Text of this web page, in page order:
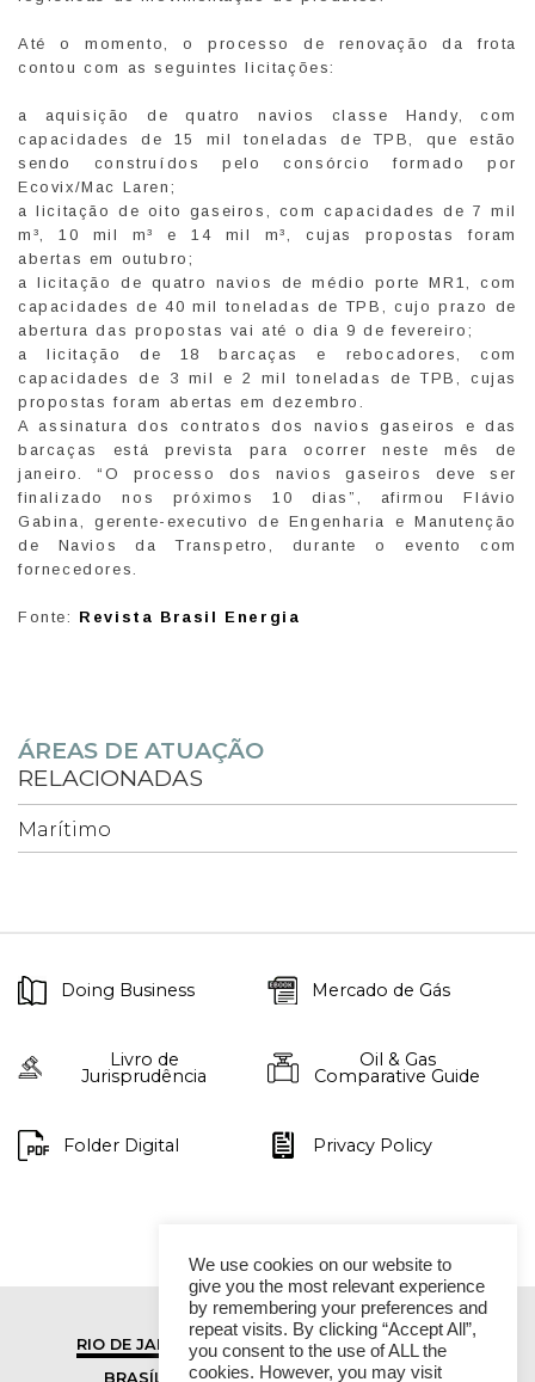
Até o momento, o processo de renovação da frota
contou com as seguintes licitações:
a aquisição de quatro navios classe Handy, com
capacidades de 15 mil toneladas de TPB, que estão
sendo construídos pelo consórcio formado por
Ecovix/Mac Laren;
a licitação de oito gaseiros, com capacidades de 7 mil
m³, 10 mil m³ e 14 mil m³, cujas propostas foram
abertas em outubro;
a licitação de quatro navios de médio porte MR1, com
capacidades de 40 mil toneladas de TPB, cujo prazo de
abertura das propostas vai até o dia 9 de fevereiro;
a licitação de 18 barcaças e rebocadores, com
capacidades de 3 mil e 2 mil toneladas de TPB, cujas
propostas foram abertas em dezembro.
A assinatura dos contratos dos navios gaseiros e das
barcaças está prevista para ocorrer neste mês de
janeiro. “O processo dos navios gaseiros deve ser
finalizado nos próximos 10 dias”, afirmou Flávio
Gabina, gerente-executivo de Engenharia e Manutenção
de Navios da Transpetro, durante o evento com
fornecedores.
Fonte: Revista Brasil Energia
ÁREAS DE ATUAÇÃO
RELACIONADAS
Marítimo
Doing Business Mercado de Gás
Livro de
Jurisprudência
Oil & Gas
Comparative Guide
Folder Digital Privacy Policy
RIO DE JANEIRO
SÃO PAULO
BRASÍLIA
VITÓRIA
We use cookies on our website to
give you the most relevant experience
by remembering your preferences and
repeat visits. By clicking “Accept All”,
you consent to the use of ALL the
cookies. However, you may visit